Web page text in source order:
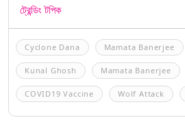
ট্রেন্ডিং টপিক
Cyclone Dana Mamata Banerjee
Kunal Ghosh Mamata Banerjee
COVID19 Vaccine Wolf Attack